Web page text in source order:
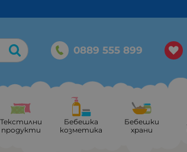
0889 555 899
Текстилни
продукти
Бебешка
козметика
Бебешки
храни